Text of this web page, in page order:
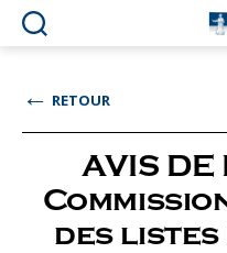
← RETOUR
AVIS DE
des